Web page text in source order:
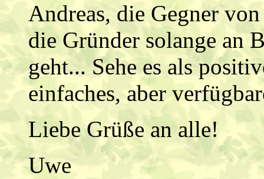
Andreas, die Gegner
die Gründer solange an
geht... Sehe es als
einfaches, aber
Liebe Grüße an alle!
Uwe